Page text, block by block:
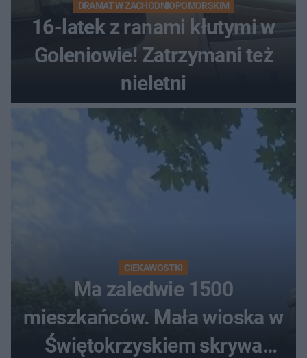
DRAMAT W ZACHODNIOPOMORSKIM
16-latek z ranami kłutymi w
Goleniowie! Zatrzymani też
nieletni
CIEKAWOSTKI
Ma zaledwie 1500
mieszkańców. Mała wioska w
Świętokrzyskiem skrywa